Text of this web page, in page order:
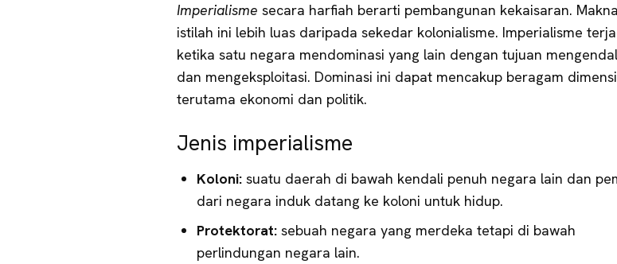
Imperialisme secara harfiah berarti pembangunan kekaisaran. Makna
istilah ini lebih luas daripada sekedar kolonialisme. Imperialisme
ketika satu negara mendominasi yang lain dengan tujuan
dan mengeksploitasi. Dominasi ini dapat mencakup beragam
terutama ekonomi dan politik.
Jenis imperialisme
Koloni: suatu daerah di bawah kendali penuh negara lain dan
dari negara induk datang ke koloni untuk hidup.
Protektorat: sebuah negara yang merdeka tetapi di bawah
perlindungan negara lain.